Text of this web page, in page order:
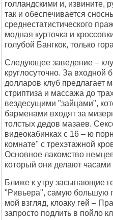
голландскими и, извините,
так и обеспечивается
среднестатистического
модная курточка и
голубой Бангкок, только
Следующее заведение –
круглосуточно. За входной
долларов клуб предлагает
стриптиза и массажа до
вездесущими "зайцами",
барменами входят за
толстых дедов мазаев.
видеокабинках с 16 – ю
комнате" с трехэтажной
Основное лакомство
который они делают часами
Ближе к утру засыпающие
"Ривьера", самую большую
мой взгляд, клоаку гей –
запросто подлить в пойло